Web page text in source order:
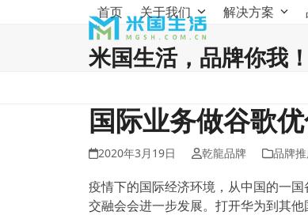
首页 关于我们 解决方案
米国生活，品牌你我！
国际业务做谷歌
2020年3月19日 乾龍品牌 品牌
疫情下的国际经济环境，从中国的一
交融会会进一步发展。打开华为到其